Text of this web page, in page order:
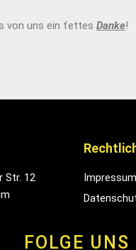
von uns ein fettes Danke!
Str. 12
Impressum
FOLGE UNS